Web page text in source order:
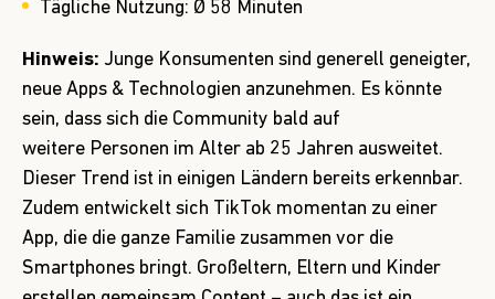
Tägliche Nutzung: Ø 58 Minuten
Hinweis: Junge Konsumenten sind generell geneigter,
neue Apps & Technologien anzunehmen. Es könnte
sein, dass sich die Community bald auf
weitere Personen im Alter ab 25 Jahren ausweitet.
Dieser Trend ist in einigen Ländern bereits erkennbar.
Zudem entwickelt sich TikTok momentan zu einer
App, die die ganze Familie zusammen vor die
Smartphones bringt. Großeltern, Eltern und Kinder